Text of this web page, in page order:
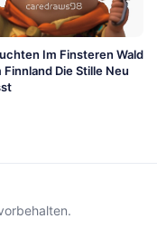
Im Finsteren Wald
Finnland Die Stille Neu